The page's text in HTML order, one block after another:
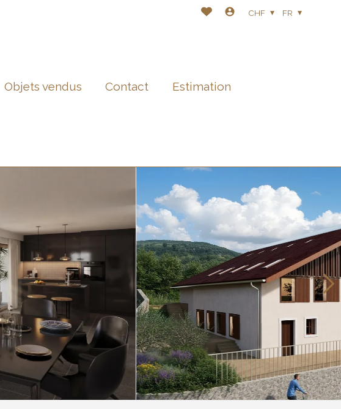
Objets vendus Contact Estimation
CHF FR